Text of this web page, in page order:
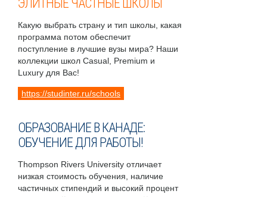
ЭЛИТНЫЕ ЧАСТНЫЕ ШКОЛЫ
Какую выбрать страну и тип школы, какая
программа потом обеспечит
поступление в лучшие вузы мира? Наши
коллекции школ Casual, Premium и
Luxury для Вас!
https://studinter.ru/schools
ОБРАЗОВАНИЕ В КАНАДЕ:
ОБУЧЕНИЕ ДЛЯ РАБОТЫ!
Thompson Rivers University отличает
низкая стоимость обучения, наличие
частичных стипендий и высокий процент